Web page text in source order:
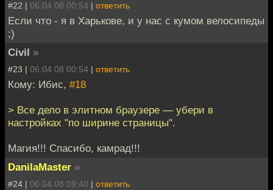
#22 | 06.04.08 00:54 | ответить
Если что - я в Харькове, и у нас с кумом велосипеды
;)
Civil »
#23 | 06.04.08 00:54 | ответить
Кому: Ибис, #18
> Все дело в элитном браузере — убери в
настройках "по ширине страницы".
Магия!!! Спасибо, камрад!!!
DanilaMaster »
#24 | 06.04.08 09:40 | ответить